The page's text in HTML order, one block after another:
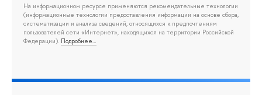
На информационном ресурсе применяются рекомендательные технологии
(информационные технологии предоставления информации на основе сбора,
систематизации и анализа сведений, относящихся к предпочтениям
пользователей сети «Интернет», находящихся на территории Российской
Федерации). Подробнее…